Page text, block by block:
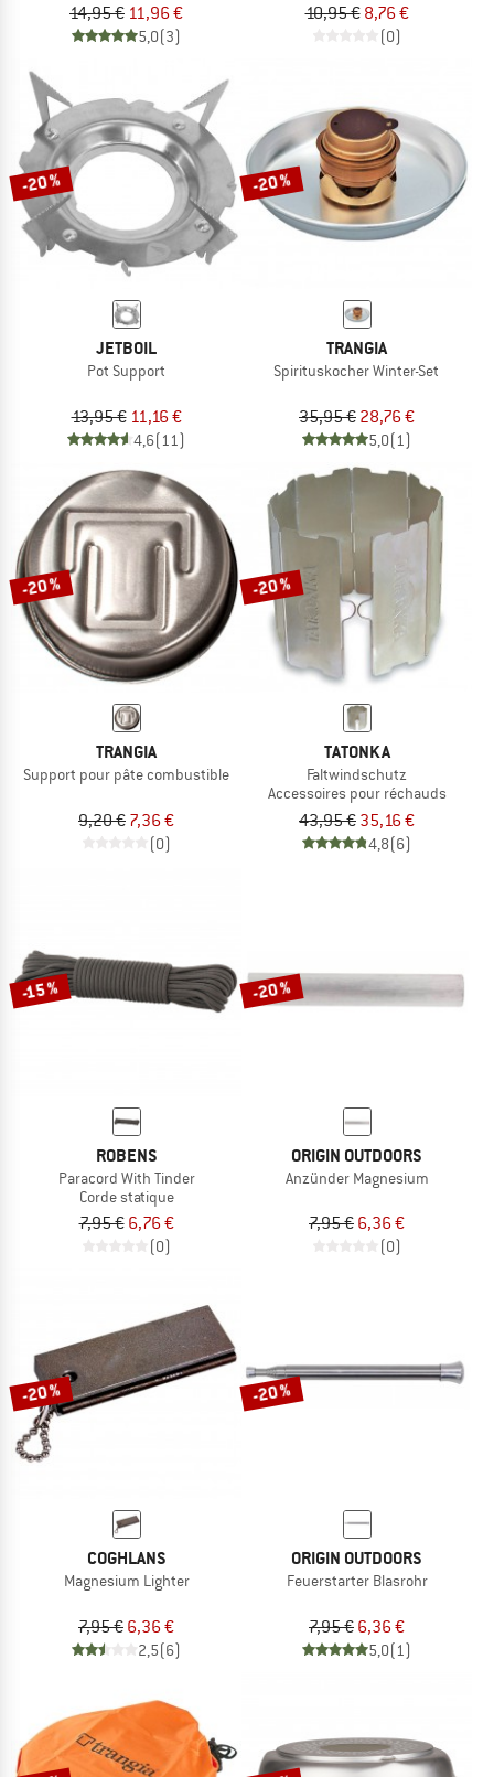
14,95 € 11,96 €
5,0(3)
10,95 € 8,76 €
(0)
-20 %
JETBOIL
Pot Support
13,95 € 11,16 €
4,6(11)
-20 %
TRANGIA
Spirituskocher Winter-Set
35,95 € 28,76 €
5,0(1)
-20 %
TRANGIA
Support pour pâte combustible
9,20 € 7,36 €
(0)
-20 %
TATONKA
Faltwindschutz
Accessoires pour réchauds
43,95 € 35,16 €
4,8(6)
-15 %
ROBENS
Paracord With Tinder
Corde statique
7,95 € 6,76 €
(0)
-20 %
ORIGIN OUTDOORS
Anzünder Magnesium
7,95 € 6,36 €
(0)
-20 %
COGHLANS
Magnesium Lighter
7,95 € 6,36 €
2,5(6)
-20 %
ORIGIN OUTDOORS
Feuerstarter Blasrohr
7,95 € 6,36 €
5,0(1)